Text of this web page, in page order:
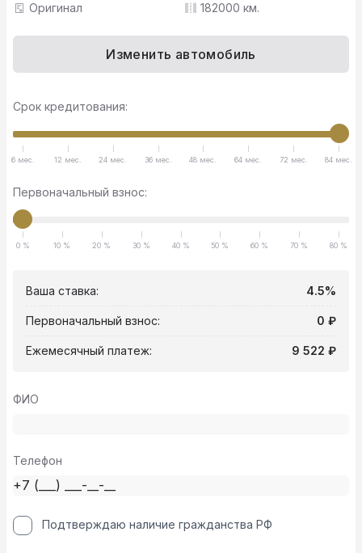
Оригинал
182000 км.
Изменить автомобиль
Срок кредитования:
6 мес. 12 мес. 24 мес. 36 мес. 48 мес. 64 мес. 72 мес. 84 мес.
Первоначальный взнос:
0 % 10 % 20 % 30 % 40 % 50 % 60 % 70 % 80 %
Ваша ставка: 4.5%
Первоначальный взнос: 0 ₽
Ежемесячный платеж: 9 522 ₽
ФИО
Телефон
Подтверждаю наличие гражданства РФ